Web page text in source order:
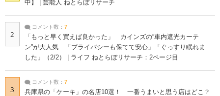
中】 | 芸能人 ねとらぼリサーチ
2
コメント数： 7
「もっと早く買えば良かった」 カインズの“車内遮光カーテ
ン”が大人気 「プライバシーも保てて安心」「ぐっすり眠れま
した」（2/2） | ライフ ねとらぼリサーチ：2ページ目
3
コメント数： 7
兵庫県の「ケーキ」の名店10選！ 一番うまいと思う店はどこ？